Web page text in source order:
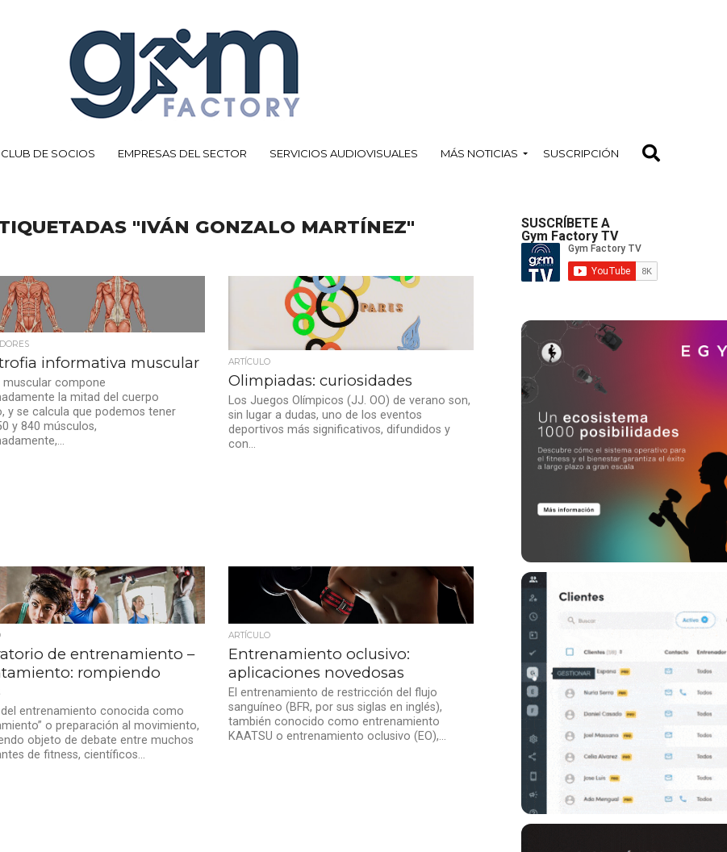
CLUB DE SOCIOS EMPRESAS DEL SECTOR SERVICIOS AUDIOVISUALES MÁS NOTICIAS SUSCRIPCIÓN
"IVÁN GONZALO MARTÍNEZ"
informativa muscular
muscular compone
la mitad del cuerpo
y se calcula que podemos tener
y 840 músculos,
ARTÍCULO
Olimpiadas: curiosidades
Los Juegos Olímpicos (JJ. OO) de verano son,
sin lugar a dudas, uno de los eventos
deportivos más significativos, difundidos y
con...
de entrenamiento –
rompiendo
del entrenamiento conocida como
o preparación al movimiento,
objeto de debate entre muchos
de fitness, científicos...
ARTÍCULO
Entrenamiento oclusivo:
aplicaciones novedosas
El entrenamiento de restricción del flujo
sanguíneo (BFR, por sus siglas en inglés),
también conocido como entrenamiento
KAATSU o entrenamiento oclusivo (EO),...
SUSCRÍBETE A
Gym Factory TV